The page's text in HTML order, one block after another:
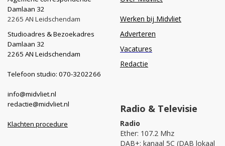
Damlaan 32
2265 AN Leidschendam
Studioadres & Bezoekadres
Damlaan 32
2265 AN Leidschendam
Telefoon studio: 070-3202266
info@midvliet.nl
redactie@midvliet.nl
Klachten procedure
Werken bij Midvliet
Adverteren
Vacatures
Redactie
Radio & Televisie
Radio
Ether: 107.2 Mhz
DAB+: kanaal 5C (DAB lokaal